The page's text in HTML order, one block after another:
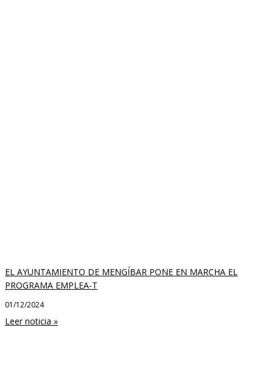
EL AYUNTAMIENTO DE MENGÍBAR PONE EN MARCHA EL
PROGRAMA EMPLEA-T
01/12/2024
Leer noticia »